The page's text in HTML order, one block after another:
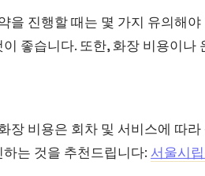
을 진행할 때는 몇 가지 유의해
좋습니다. 또한, 화장 비용이
장 비용은 회차 및 서비스에 따
는 것을 추천드립니다: 서울시